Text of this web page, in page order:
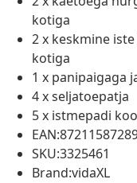
kotiga
2 x keskmine
kotiga
1 x panipaigaga
4 x seljatoepatja
5 x istmepadi
SKU:3325461
Brand:vidaXL